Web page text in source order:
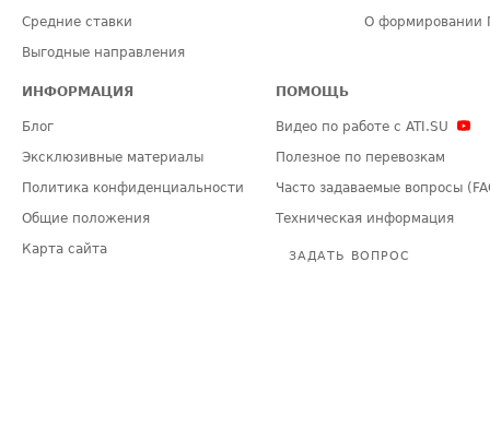
Средние ставки
Выгодные направления
О формировании
ИНФОРМАЦИЯ
Блог
Эксклюзивные материалы
Политика конфиденциальности
Общие положения
Карта сайта
ПОМОЩЬ
Видео по работе с ATI.SU
Полезное по перевозкам
Часто задаваемые вопросы
Техническая информация
ЗАДАТЬ ВОПРОС